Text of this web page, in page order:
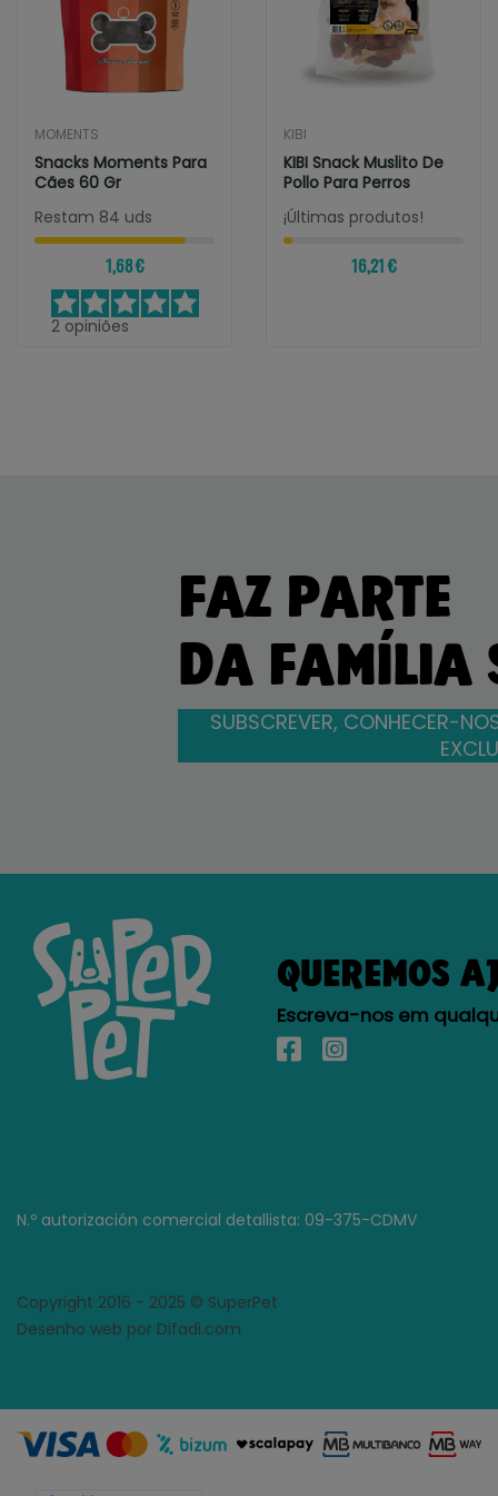
MOMENTS
Snacks Moments Para
Cães 60 Gr
Restam 84 uds
1,68 €
2 opiniões
KIBI
KIBI Snack Muslito De
Pollo Para Perros
¡Últimas produtos!
16,21 €
FAZ PARTE
DA FAMÍLIA
SUBSCREVER, CONHECER-
QUEREMOS
Escreva-nos em
N.º autorización comercial detallista: 09-375-CDMV
Copyright 2016 - 2025 © SuperPet
Desenho web por Difadi.com